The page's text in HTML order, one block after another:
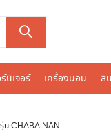
นิเจอร์ เครื่องนอน สิ
Dos ถังเก็บน้ำบนดิน รุ่น CHABA NANO ขนาด 1050 L สีทองชมพู PINKGOLD